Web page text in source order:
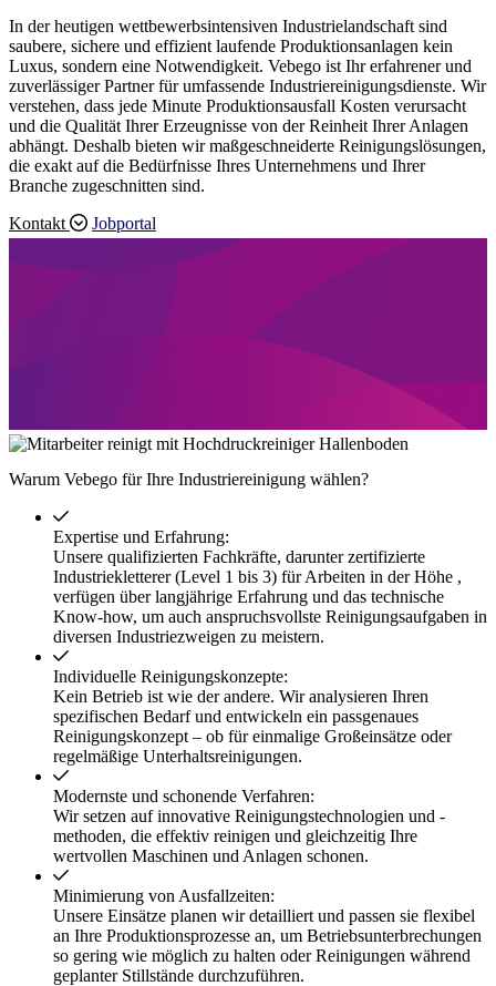
In der heutigen wettbewerbsintensiven Industrielandschaft sind
saubere, sichere und effizient laufende Produktionsanlagen kein
Luxus, sondern eine Notwendigkeit. Vebego ist Ihr erfahrener und
zuverlässiger Partner für umfassende Industriereinigungsdienste. Wir
verstehen, dass jede Minute Produktionsausfall Kosten verursacht
und die Qualität Ihrer Erzeugnisse von der Reinheit Ihrer Anlagen
abhängt. Deshalb bieten wir maßgeschneiderte Reinigungslösungen,
die exakt auf die Bedürfnisse Ihres Unternehmens und Ihrer
Branche zugeschnitten sind.
Kontakt
Jobportal
Warum Vebego für Ihre Industriereinigung wählen?
Expertise und Erfahrung:
Unsere qualifizierten Fachkräfte, darunter zertifizierte
Industriekletterer (Level 1 bis 3) für Arbeiten in der Höhe ,
verfügen über langjährige Erfahrung und das technische
Know-how, um auch anspruchsvollste Reinigungsaufgaben in
diversen Industriezweigen zu meistern.
Individuelle Reinigungskonzepte:
Kein Betrieb ist wie der andere. Wir analysieren Ihren
spezifischen Bedarf und entwickeln ein passgenaues
Reinigungskonzept – ob für einmalige Großeinsätze oder
regelmäßige Unterhaltsreinigungen.
Modernste und schonende Verfahren:
Wir setzen auf innovative Reinigungstechnologien und -
methoden, die effektiv reinigen und gleichzeitig Ihre
wertvollen Maschinen und Anlagen schonen.
Minimierung von Ausfallzeiten:
Unsere Einsätze planen wir detailliert und passen sie flexibel
an Ihre Produktionsprozesse an, um Betriebsunterbrechungen
so gering wie möglich zu halten oder Reinigungen während
geplanter Stillstände durchzuführen.